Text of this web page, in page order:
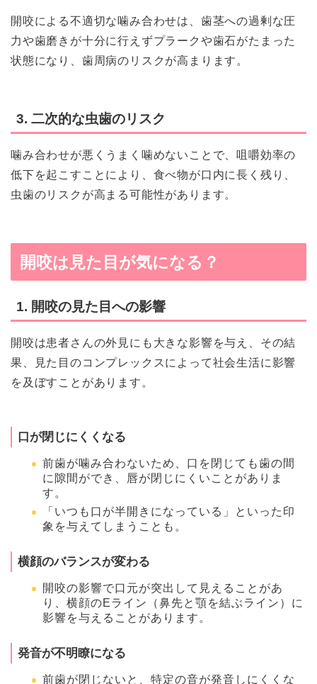
開咬による不適切な噛み合わせは、歯茎への過剰な圧
力や歯磨きが十分に行えずプラークや歯石がたまった
状態になり、歯周病のリスクが高まります。
3. 二次的な虫歯のリスク
噛み合わせが悪くうまく噛めないことで、咀嚼効率の
低下を起こすことにより、食べ物が口内に長く残り、
虫歯のリスクが高まる可能性があります。
開咬は見た目が気になる？
1. 開咬の見た目への影響
開咬は患者さんの外見にも大きな影響を与え、その結
果、見た目のコンプレックスによって社会生活に影響
を及ぼすことがあります。
口が閉じにくくなる
前歯が噛み合わないため、口を閉じても歯の間
に隙間ができ、唇が閉じにくいことがありま
す。
「いつも口が半開きになっている」といった印
象を与えてしまうことも。
横顔のバランスが変わる
開咬の影響で口元が突出して見えることがあ
り、横顔のEライン（鼻先と顎を結ぶライン）に
影響を与えることがあります。
発音が不明瞭になる
前歯が閉じないと、特定の音が発音しにくくな